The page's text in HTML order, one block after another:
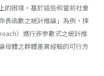
的困境。基於這些和當前社會
表函數之統計推論」為例，探
）進行非參數式之統計推
母體之群體差異經驗的可行方